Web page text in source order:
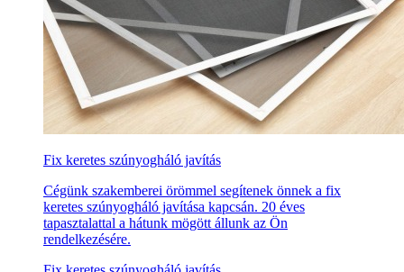
Fix keretes szúnyogháló javítás
Cégünk szakemberei örömmel segítenek önnek a fix
keretes szúnyogháló javítása kapcsán. 20 éves
tapasztalattal a hátunk mögött állunk az Ön
rendelkezésére.